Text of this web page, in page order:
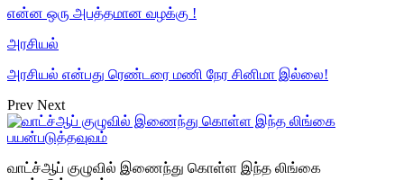
என்ன ஒரு அபத்தமான வழக்கு !
அரசியல்
அரசியல் என்பது ரெண்டரை மணி நேர சினிமா இல்லை!
Prev Next
வாட்ச்ஆப் குழுவில் இணைந்து கொள்ள இந்த லிங்கை